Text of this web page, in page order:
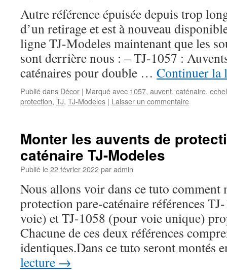
Autre référence épuisée depuis trop
d’un retirage et est à nouveau
ligne TJ-Modeles maintenant que les
sont derrière nous : – TJ-1057 :
caténaires pour double … Continuer la
Publié dans Décor | Marqué avec 1057, auvent, caténaire,
protection, TJ, TJ-Modeles | Laisser un commentaire
Monter les auvents de
caténaire TJ-Modeles
Publié le22 février 2022paradmin
Nous allons voir dans ce tuto comment
protection pare-caténaire références
voie) et TJ-1058 (pour voie unique)
Chacune de ces deux références
identiques.Dans ce tuto seront
lecture →